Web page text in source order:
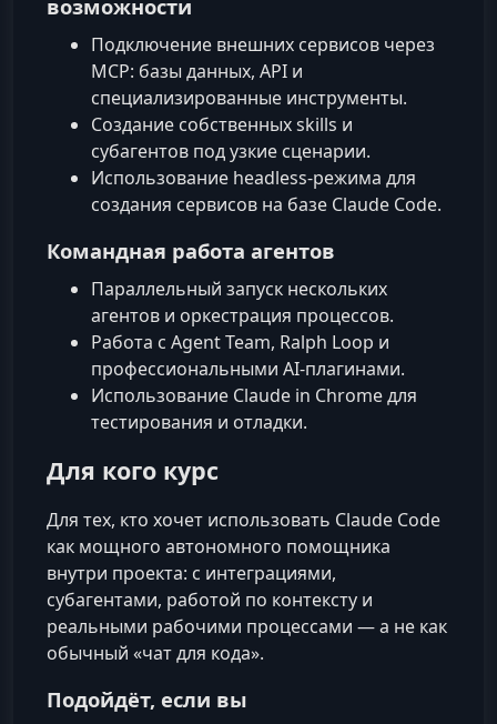
возможности
Подключение внешних сервисов через
MCP: базы данных, API и
специализированные инструменты.
Создание собственных skills и
субагентов под узкие сценарии.
Использование headless‑режима для
создания сервисов на базе Claude Code.
Командная работа агентов
Параллельный запуск нескольких
агентов и оркестрация процессов.
Работа с Agent Team, Ralph Loop и
профессиональными AI‑плагинами.
Использование Claude in Chrome для
тестирования и отладки.
Для кого курс
Для тех, кто хочет использовать Claude Code
как мощного автономного помощника
внутри проекта: с интеграциями,
субагентами, работой по контексту и
реальными рабочими процессами — а не как
обычный «чат для кода».
Подойдёт, если вы